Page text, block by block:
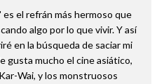
el refrán más hermoso que
algo por lo que vivir. Y así
en la búsqueda de saciar mi
gusta mucho el cine asiático,
Wai, y los monstruosos